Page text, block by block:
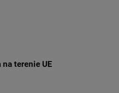
terenie UE